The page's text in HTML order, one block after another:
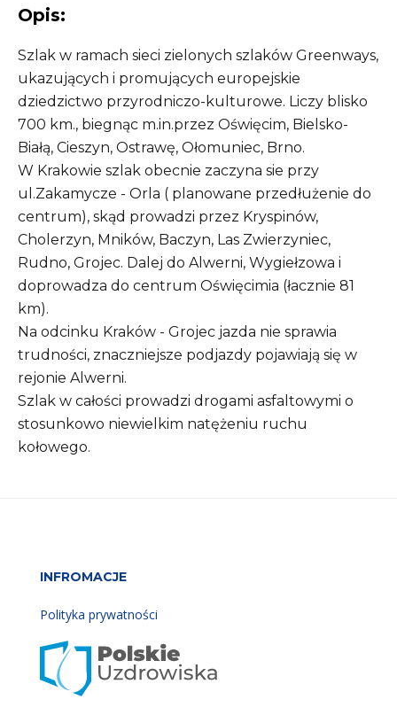
Opis:
Szlak w ramach sieci zielonych szlaków Greenways,
ukazujących i promujących europejskie
dziedzictwo przyrodniczo-kulturowe. Liczy blisko
700 km., biegnąc m.in.przez Oświęcim, Bielsko-
Białą, Cieszyn, Ostrawę, Ołomuniec, Brno.
W Krakowie szlak obecnie zaczyna sie przy
ul.Zakamycze - Orla ( planowane przedłużenie do
centrum), skąd prowadzi przez Kryspinów,
Cholerzyn, Mników, Baczyn, Las Zwierzyniec,
Rudno, Grojec. Dalej do Alwerni, Wygiełzowa i
doprowadza do centrum Oświęcimia (łacznie 81
km).
Na odcinku Kraków - Grojec jazda nie sprawia
trudności, znaczniejsze podjazdy pojawiają się w
rejonie Alwerni.
Szlak w całości prowadzi drogami asfaltowymi o
stosunkowo niewielkim natężeniu ruchu
kołowego.
INFROMACJE
Polityka prywatności